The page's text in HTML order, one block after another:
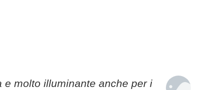
e molto illuminante anche per i